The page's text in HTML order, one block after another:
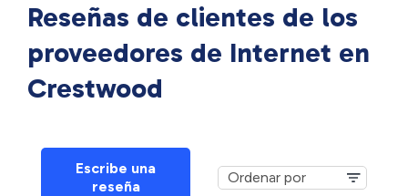
Reseñas de clientes de los
proveedores de Internet en
Crestwood
Escribe una
reseña